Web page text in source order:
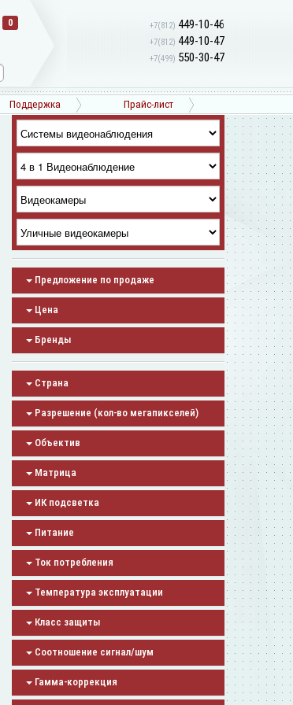
0 +7(812) 449-10-46
+7(812) 449-10-47
+7(499) 550-30-47
Поддержка Прайс-лист
Предложение по продаже
Цена
Бренды
Страна
Разрешение (кол-во мегапикселей)
Объектив
Матрица
ИК подсветка
Питание
Ток потребления
Температура эксплуатации
Класс защиты
Соотношение сигнал/шум
Гамма-коррекция